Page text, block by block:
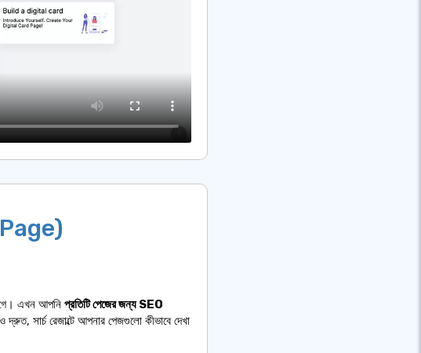
এখন আপনি প্রতিটি পেজের জন্য SEO
সার্চ রেজাল্টে আপনার পেজগুলো কীভাবে দেখা